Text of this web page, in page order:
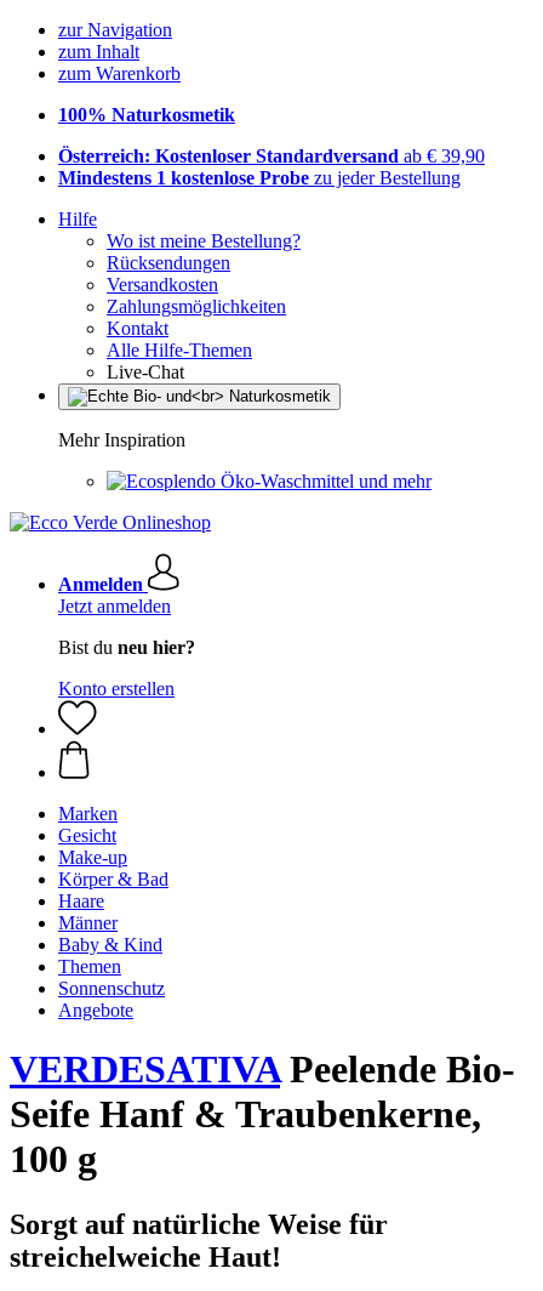
zur Navigation
zum Inhalt
zum Warenkorb
100% Naturkosmetik
Österreich: Kostenloser Standardversand ab € 39,90
Mindestens 1 kostenlose Probe zu jeder Bestellung
Hilfe
Wo ist meine Bestellung?
Rücksendungen
Versandkosten
Zahlungsmöglichkeiten
Kontakt
Alle Hilfe-Themen
Live-Chat
Mehr Inspiration
Öko-Waschmittel und mehr
Anmelden
Jetzt anmelden
Bist du neu hier?
Konto erstellen
Marken
Gesicht
Make-up
Körper & Bad
Haare
Männer
Baby & Kind
Themen
Sonnenschutz
Angebote
VERDESATIVAPeelende Bio-
Seife Hanf & Traubenkerne,
100 g
Sorgt auf natürliche Weise für
streichelweiche Haut!